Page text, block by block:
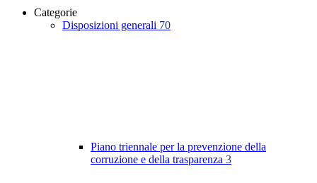
Categorie
Disposizioni generali 70
Piano triennale per la prevenzione della
corruzione e della trasparenza 3